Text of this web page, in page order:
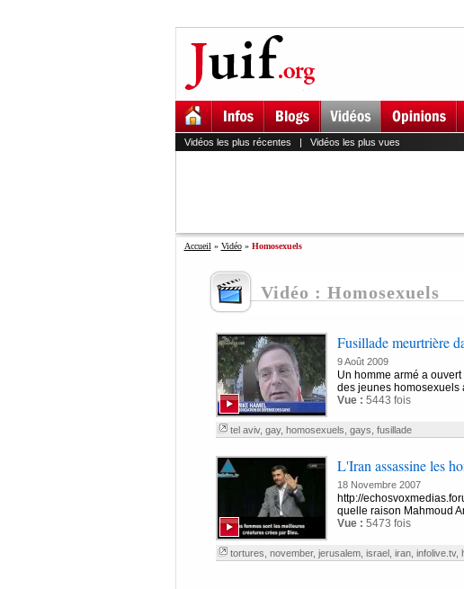
Vidéos les plus récentes | Vidéos les plus vues
Accueil » Vidéo» Homosexuels
Vidéo : Homosexuels
Fusillade meurtrière
9 Août 2009
Un homme armé a
des jeunes homosexuels
Vue : 5443 fois
tel aviv, gay, homosexuels gays fusillade
L'Iran assassine les
18 Novembre 2007
http://
quelle raison Mahmoud
Vue : 5473 fois
tortures november, jerusalem, israel, iran, infolive.tv,